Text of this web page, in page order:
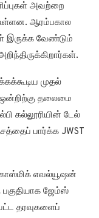
அவற்றை
ஆரம்பகால
இருக்க வேண்டும்
முதல்
தலைமை
கல்லூரியின் டேல்
பார்க்க JWST
காஸ்மிக் எவல்யூஷன்
ஜேம்ஸ்
தரவுகளைப்